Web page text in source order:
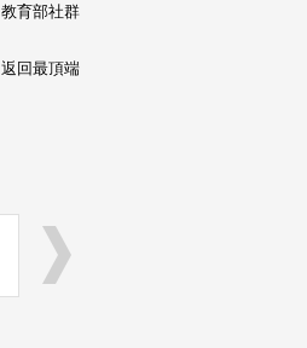
教育部社群
返回最頂端